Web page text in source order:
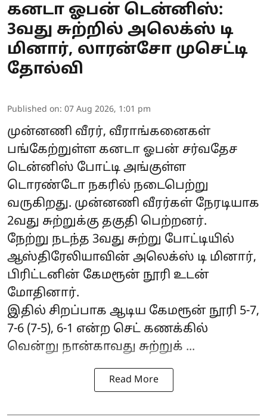
கனடா ஓபன் டென்னிஸ்:
3வது சுற்றில் அலெக்ஸ் டி
மினார், லாரன்சோ முசெட்டி
தோல்வி
Published on: 07 Aug 2026, 1:01 pm
முன்னணி வீரர், வீராங்கனைகள்
பங்கேற்றுள்ள கனடா ஓபன் சர்வதேச
டென்னிஸ் போட்டி அங்குள்ள
டொரண்டோ நகரில் நடைபெற்று
வருகிறது. முன்னணி வீரர்கள் நேரடியாக
2வது சுற்றுக்கு தகுதி பெற்றனர்.
நேற்று நடந்த 3வது சுற்று போட்டியில்
ஆஸ்திரேலியாவின் அலெக்ஸ் டி மினார்,
பிரிட்டனின் கேமரூன் நூரி உடன்
மோதினார்.
இதில் சிறப்பாக ஆடிய கேமரூன் நூரி 5-7,
7-6 (7-5), 6-1 என்ற செட் கணக்கில்
வென்று நான்காவது சுற்றுக் ...
Read More